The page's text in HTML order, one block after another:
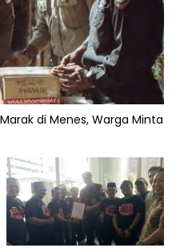
di Menes, Warga Minta